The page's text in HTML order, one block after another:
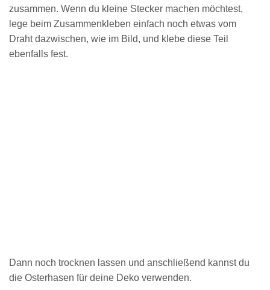
zusammen. Wenn du kleine Stecker machen möchtest,
lege beim Zusammenkleben einfach noch etwas vom
Draht dazwischen, wie im Bild, und klebe diese Teil
ebenfalls fest.
Dann noch trocknen lassen und anschließend kannst du
die Osterhasen für deine Deko verwenden.